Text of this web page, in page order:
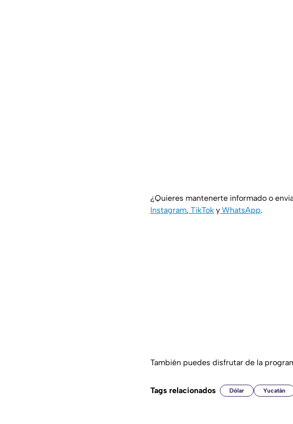
¿Quieres mantenerte informado o
Instagram, TikTok y WhatsApp.
También puedes disfrutar de la
Tags relacionados Dólar Yucatán